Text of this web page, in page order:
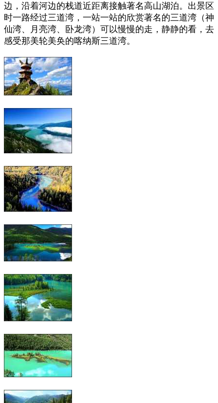
边， 沿着河边的栈道近距离接触著名高山湖泊。出景区
时一路经过三道湾，一站一站的欣赏著名的三道湾（神
仙湾、月亮湾、卧龙湾）可以慢慢的走，静静的看，去
感受那美轮美奂的喀纳斯三道湾。